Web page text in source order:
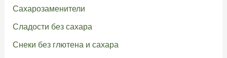
Сахарозаменители
Сладости без сахара
Снеки без глютена и сахара